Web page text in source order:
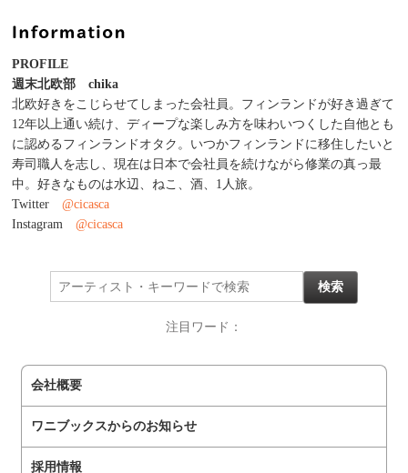
PROFILE
週末北欧部 chika
北欧好きをこじらせてしまった会社員。フィンランドが好き過ぎて
12年以上通い続け、ディープな楽しみ方を味わいつくした自他とも
に認めるフィンランドオタク。いつかフィンランドに移住したいと
寿司職人を志し、現在は日本で会社員を続けながら修業の真っ最
中。好きなものは水辺、ねこ、酒、1人旅。
Twitter @cicasca
Instagram @cicasca
注目ワード：
会社概要
ワニブックスからのお知らせ
採用情報